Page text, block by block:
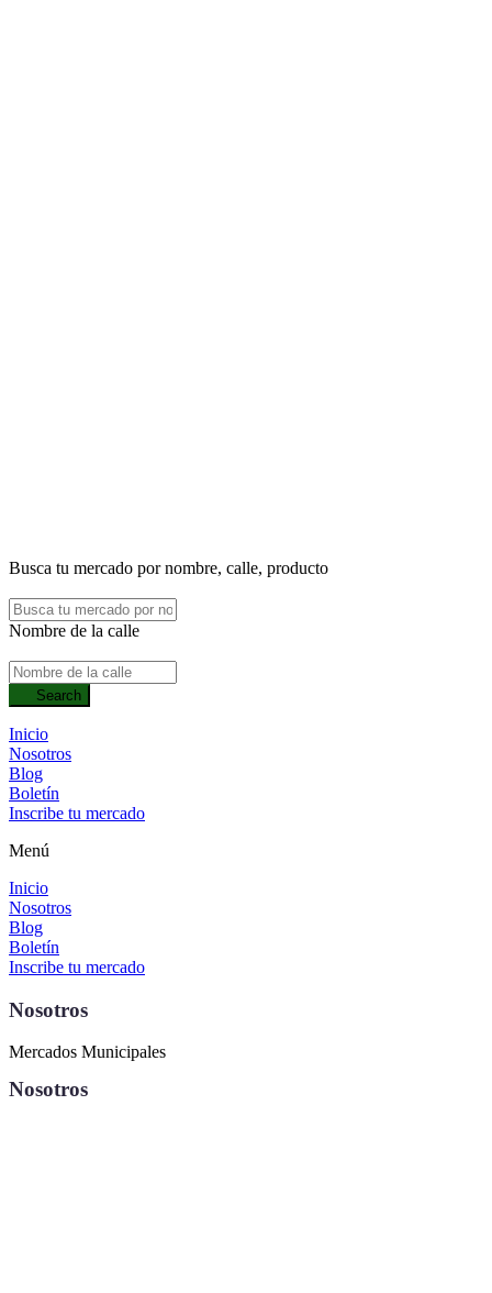
Busca tu mercado por nombre, calle, producto
Nombre de la calle
Search
Inicio
Nosotros
Blog
Boletín
Inscribe tu mercado
Menú
Inicio
Nosotros
Blog
Boletín
Inscribe tu mercado
Nosotros
Mercados Municipales
Nosotros